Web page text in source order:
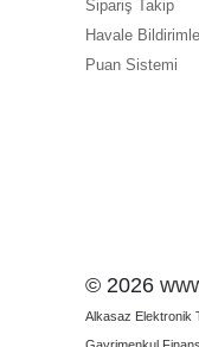
Sipariş Takip
Havale
Puan Sistemi
© 2026
Alkasaz Elektronik